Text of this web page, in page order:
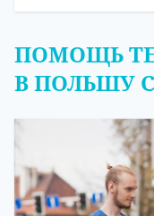
ПОМОЩЬ
В ПОЛЬШУ